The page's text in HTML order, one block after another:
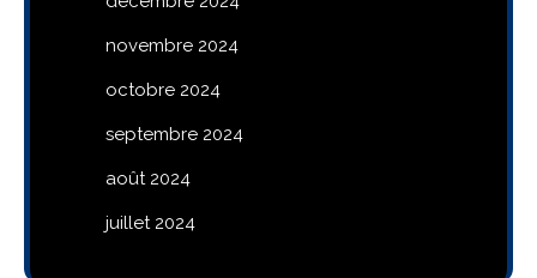
novembre 2024
octobre 2024
septembre 2024
août 2024
juillet 2024